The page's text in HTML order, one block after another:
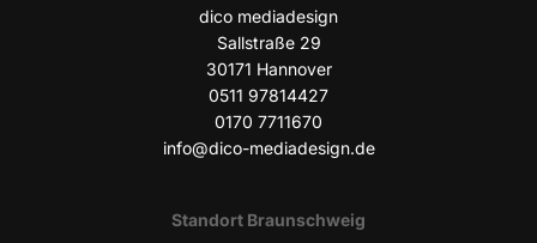
dico media­de­sign
Sall­stra­ße 29
30171 Han­no­ver
0511 97814427
0170 7711670
info@dico-mediadesign.de
Stand­ort Braunschweig